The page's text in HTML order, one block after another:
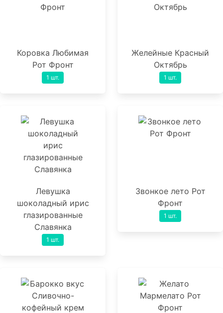
Коровка Любимая
Рот Фронт
1 шт.
Желейные Красный
Октябрь
1 шт.
Левушка
шоколадный ирис
глазированные
Славянка
1 шт.
Звонкое лето Рот
Фронт
1 шт.